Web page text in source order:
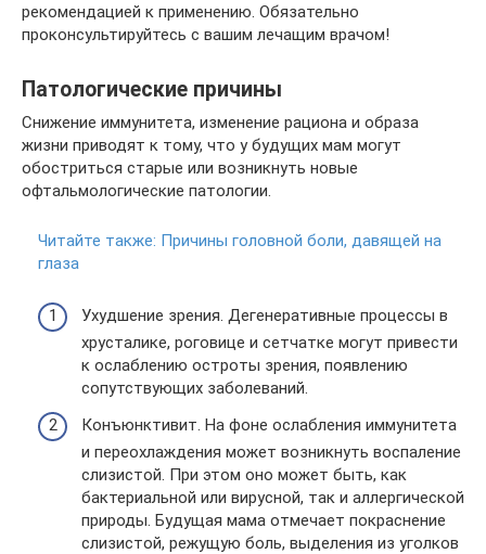
рекомендацией к применению. Обязательно
проконсультируйтесь с вашим лечащим врачом!
Патологические причины
Снижение иммунитета, изменение рациона и образа
жизни приводят к тому, что у будущих мам могут
обостриться старые или возникнуть новые
офтальмологические патологии.
Читайте также: Причины головной боли, давящей на
глаза
Ухудшение зрения. Дегенеративные процессы в
хрусталике, роговице и сетчатке могут привести
к ослаблению остроты зрения, появлению
сопутствующих заболеваний.
Конъюнктивит. На фоне ослабления иммунитета
и переохлаждения может возникнуть воспаление
слизистой. При этом оно может быть, как
бактериальной или вирусной, так и аллергической
природы. Будущая мама отмечает покраснение
слизистой, режущую боль, выделения из уголков